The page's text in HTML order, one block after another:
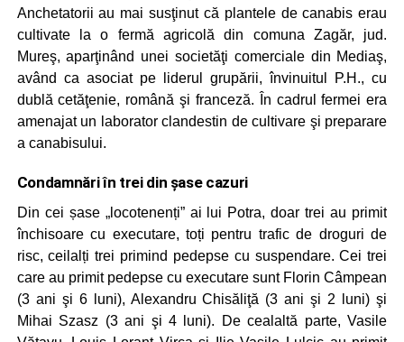
Anchetatorii au mai susţinut că plantele de canabis erau
cultivate la o fermă agricolă din comuna Zagăr, jud.
Mureş, aparţinând unei societăţi comerciale din Mediaş,
având ca asociat pe liderul grupării, învinuitul P.H., cu
dublă cetăţenie, română şi franceză. În cadrul fermei era
amenajat un laborator clandestin de cultivare şi preparare
a canabisului.
Condamnări în trei din şase cazuri
Din cei șase „locotenenți” ai lui Potra, doar trei au primit
închisoare cu executare, toți pentru trafic de droguri de
risc, ceilalți trei primind pedepse cu suspendare. Cei trei
care au primit pedepse cu executare sunt Florin Câmpean
(3 ani şi 6 luni), Alexandru Chisăliţă (3 ani şi 2 luni) şi
Mihai Szasz (3 ani şi 4 luni). De cealaltă parte, Vasile